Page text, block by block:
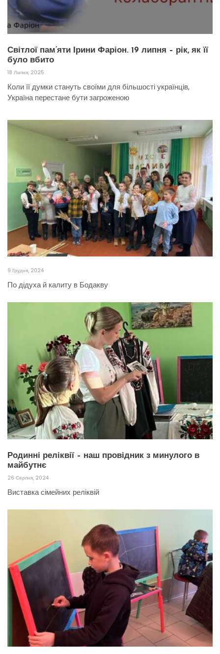
Світлої пам’яти Ірини Фаріон. 19 липня – рік, як її
було вбито
18 Липня, 2025
Коли її думки стануть своїми для більшості українців,
Україна перестане бути загроженою
9 Грудня, 2024
По дідуха й калиту в Бодакву
Родинні реліквії – наш провідник з минулого в
майбутнє
26 Серпня, 2024
Виставка сімейних реліквій